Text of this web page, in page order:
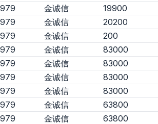
金诚信 19900
金诚信 20200
金诚信 200
金诚信 83000
金诚信 83000
金诚信 83000
金诚信 83000
金诚信 63800
金诚信 63800